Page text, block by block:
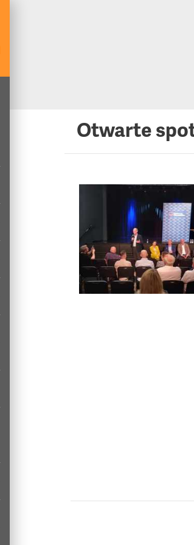
Otwarte